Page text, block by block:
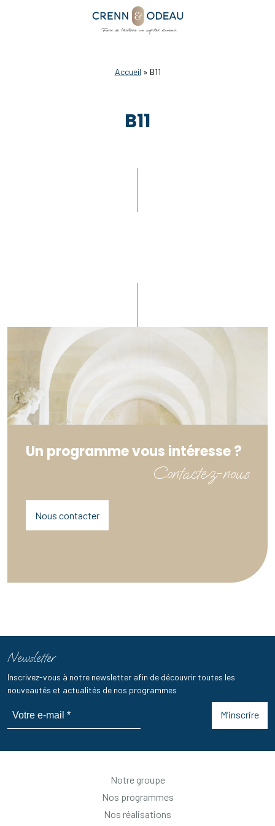
Accueil » B11
B11
Un programme vous intéresse ?
Contactez-nous
Nous contacter
Newsletter
Inscrivez-vous à notre newsletter afin de découvrir toutes les
nouveautés et actualités de nos programmes
M’inscrire
Notre groupe
Nos programmes
Nos réalisations